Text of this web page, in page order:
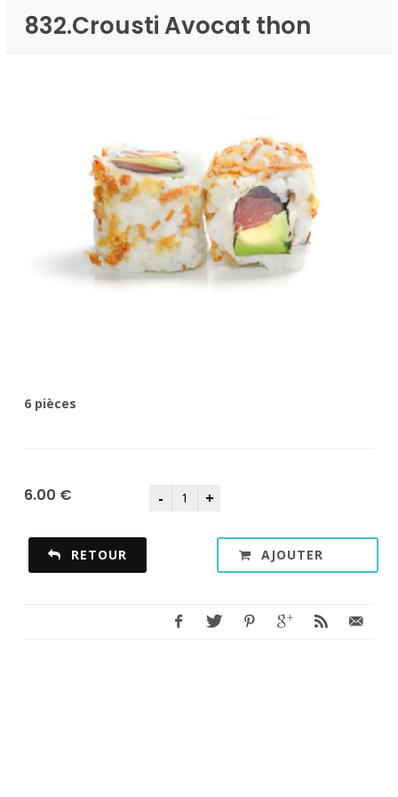
832.Crousti Avocat thon
6 pièces
6.00 €
RETOUR AJOUTER